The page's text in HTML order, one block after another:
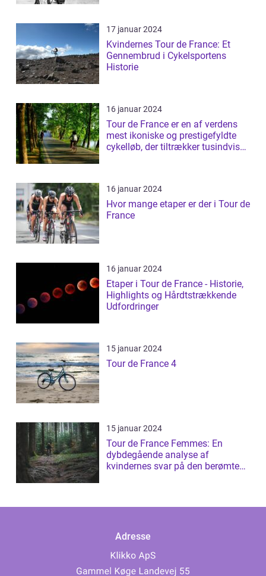
17 januar 2024
Kvindernes Tour de France: Et
Gennembrud i Cykelsportens
Historie
16 januar 2024
Tour de France er en af verdens
mest ikoniske og prestigefyldte
cykelløb, der tiltrækker tusindvis
16 januar 2024
Hvor mange etaper er der i Tour de
France
16 januar 2024
Etaper i Tour de France - Historie,
Highlights og Hårdtstrækkende
Udfordringer
15 januar 2024
Tour de France 4
15 januar 2024
Tour de France Femmes: En
dybdegående analyse af
kvindernes svar på den berømte
Adresse